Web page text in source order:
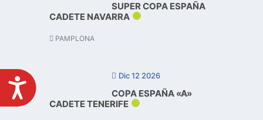
ACCESIBILIDAD
SUPER COPA ESPAÑA
CADETE NAVARRA
PAMPLONA
Dic 12 2026
COPA ESPAÑA «A»
CADETE TENERIFE